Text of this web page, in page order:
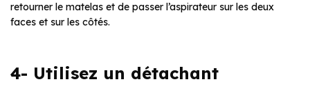
retourner le matelas et de passer l’aspirateur sur les deux
faces et sur les côtés.
4- Utilisez un détachant